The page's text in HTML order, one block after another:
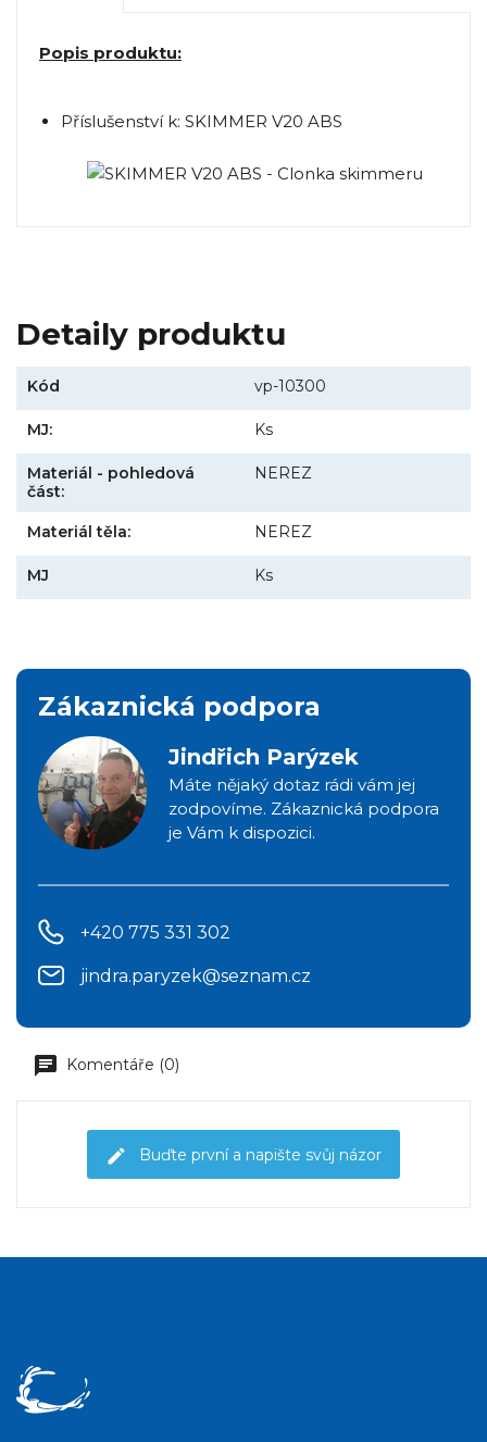
Popis produktu:
Příslušenství k: SKIMMER V20 ABS
Detaily produktu
Kód vp-10300
MJ: Ks
Materiál - pohledová
část:
NEREZ
Materiál těla: NEREZ
MJ Ks
Zákaznická podpora
Jindřich Parýzek
Máte nějaký dotaz rádi vám jej
zodpovíme. Zákaznická podpora
je Vám k dispozici.
+420 775 331 302
jindra.paryzek@seznam.cz
Komentáře (0)
Buďte první a napište svůj názor